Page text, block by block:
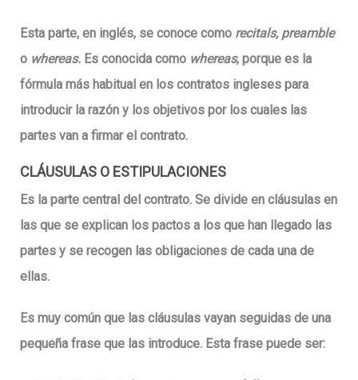
Esta parte, en inglés, se conoce como recitals, preamble
o whereas. Es conocida como whereas, porque es la
fórmula más habitual en los contratos ingleses para
introducir la razón y los objetivos por los cuales las
partes van a firmar el contrato.
CLÁUSULAS O ESTIPULACIONES
Es la parte central del contrato. Se divide en cláusulas en
las que se explican los pactos a los que han llegado las
partes y se recogen las obligaciones de cada una de
ellas.
Es muy común que las cláusulas vayan seguidas de una
pequeña frase que las introduce. Esta frase puede ser: